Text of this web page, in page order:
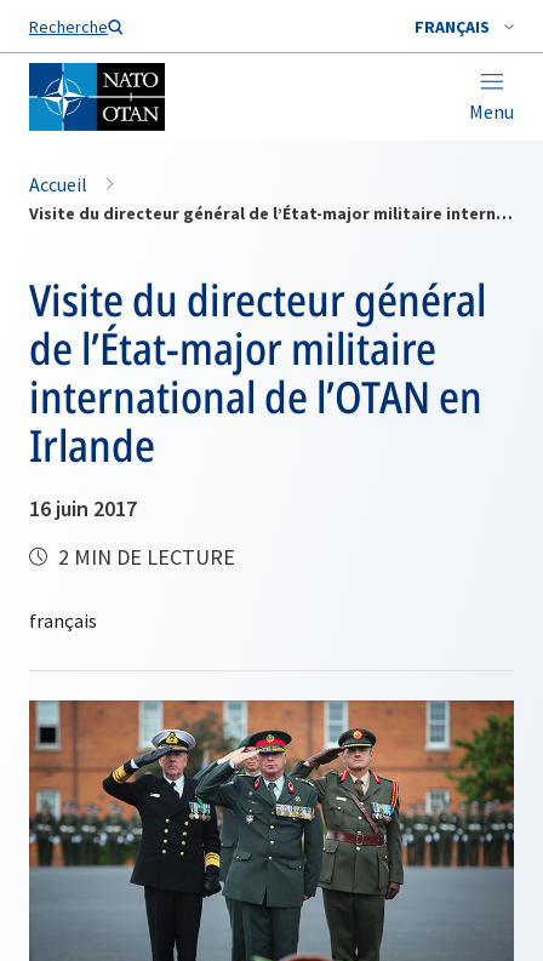
Recherche FRANÇAIS
Menu
Nom de famille*
Accueil
Visite du directeur général de l’État-major militaire international de l’OTAN en Irlande
Visite du directeur général
de l’État-major militaire
international de l’OTAN en
Irlande
16 juin 2017
2 MIN DE LECTURE